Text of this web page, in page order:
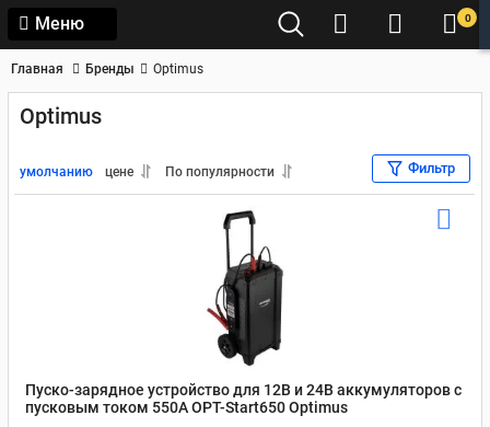
Меню 0
Главная Бренды Optimus
Optimus
умолчанию цене По популярности Фильтр
Пуско-зарядное устройство для 12В и 24В аккумуляторов с
пусковым током 550A OPT-Start650 Optimus